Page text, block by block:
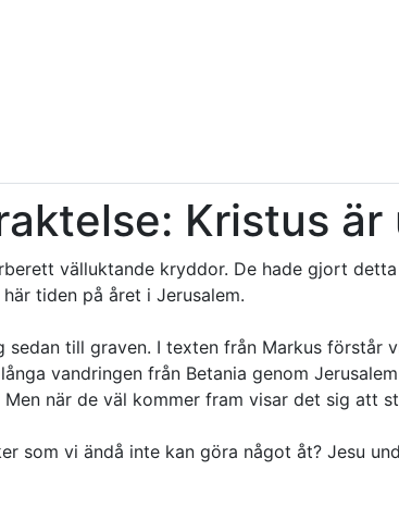
Kristus
välluktande kryddor. De hade gjort
tiden på året i Jerusalem.
till graven. I texten från Markus förstår
vandringen från Betania genom
när de väl kommer fram visar det sig att
som vi ändå inte kan göra något åt? Jesu